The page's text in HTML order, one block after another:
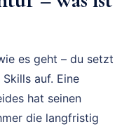
es geht – du setzt
auf. Eine
hat seinen
die langfristig